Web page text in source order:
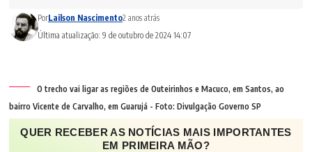
Última atualização: 9 de outubro de 2024 14:07
PorLailson Nascimento2 anos atrás
O trecho vai ligar as regiões de Outeirinhos e Macuco, em Santos, ao
bairro Vicente de Carvalho, em Guarujá - Foto: Divulgação Governo SP
QUER RECEBER AS NOTÍCIAS MAIS IMPORTANTES
EM PRIMEIRA MÃO?